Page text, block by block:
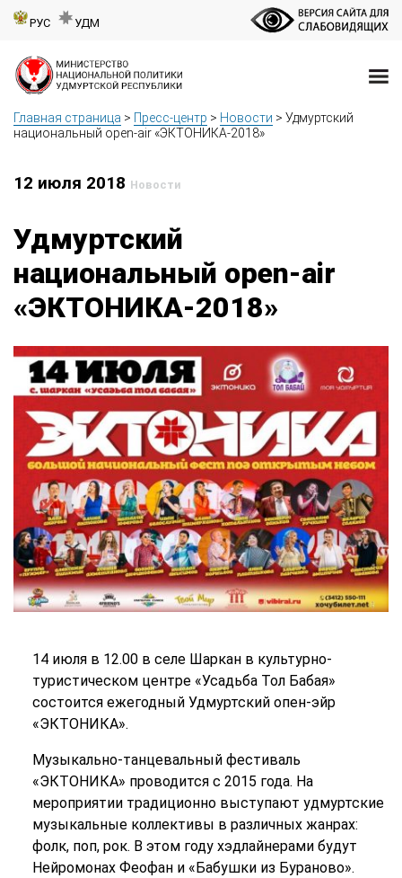
РУС УДМ
Главная страница > Пресс-центр > Новости > Удмуртский
национальный open-air «ЭКТОНИКА-2018»
12 июля 2018 Новости
Удмуртский
национальный open-air
«ЭКТОНИКА-2018»
14 июля в 12.00 в селе Шаркан в культурно-
туристическом центре «Усадьба Тол Бабая»
состоится ежегодный Удмуртский опен-эйр
«ЭКТОНИКА».
Музыкально-танцевальный фестиваль
«ЭКТОНИКА» проводится с 2015 года. На
мероприятии традиционно выступают удмуртские
музыкальные коллективы в различных жанрах:
фолк, поп, рок. В этом году хэдлайнерами будут
Нейромонах Феофан и «Бабушки из Бураново».